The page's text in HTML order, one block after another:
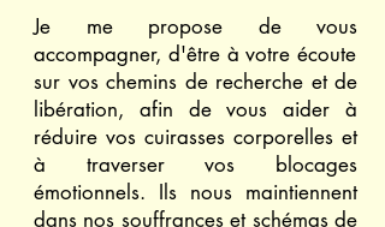
Je me propose de vous
accompagner, d'être à votre écoute
sur vos chemins de recherche et de
libération, afin de vous aider à
réduire vos cuirasses corporelles et
à traverser vos blocages
émotionnels. Ils nous maintiennent
dans nos souffrances et schémas de